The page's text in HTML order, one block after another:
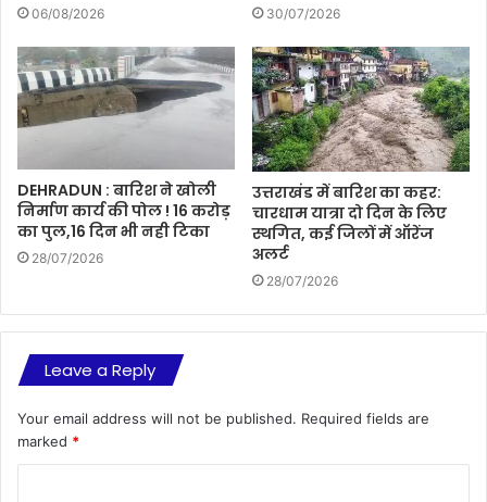
06/08/2026 30/07/2026
DEHRADUN : बारिश ने खोली
निर्माण कार्य की पोल ! 16 करोड़
का पुल,16 दिन भी नही टिका
28/07/2026
उत्तराखंड में बारिश का कहर:
चारधाम यात्रा दो दिन के लिए
स्थगित, कई जिलों में ऑरेंज
अलर्ट
28/07/2026
Leave a Reply
Your email address will not be published. Required fields are
marked *